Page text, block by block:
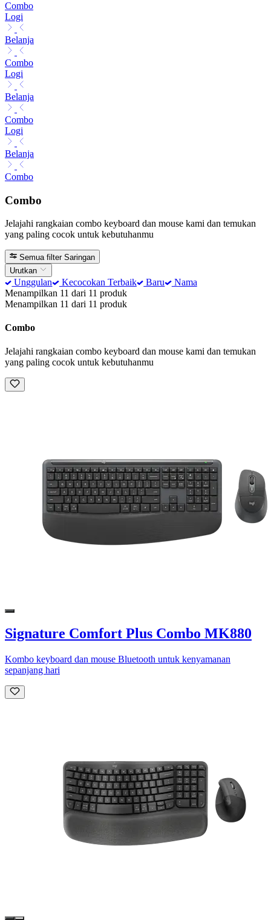
Combo
Logi
Belanja
Combo
Logi
Belanja
Combo
Logi
Belanja
Combo
Combo
Jelajahi rangkaian combo keyboard dan mouse kami dan temukan
yang paling cocok untuk kebutuhanmu
Semua filter Saringan
Urutkan
Unggulan Kecocokan Terbaik Baru
Nama
Menampilkan 11 dari 11 produk
Menampilkan 11 dari 11 produk
Combo
Jelajahi rangkaian combo keyboard dan mouse kami dan temukan
yang paling cocok untuk kebutuhanmu
Signature Comfort Plus Combo MK880
Kombo keyboard dan mouse Bluetooth untuk kenyamanan
sepanjang hari